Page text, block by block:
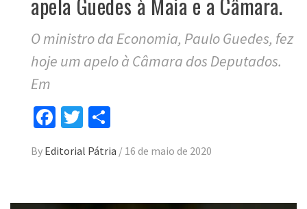
O ministro da Economia, Paulo Guedes, fez
hoje um apelo à Câmara dos Deputados.
Em
Facebook
Twitter
By Editorial Pátria / 16 de maio de 2020